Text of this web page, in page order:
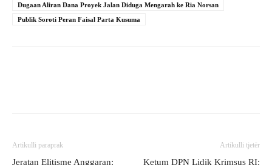
Dugaan Aliran Dana Proyek Jalan Diduga Mengarah ke Ria Norsan
Publik Soroti Peran Faisal Parta Kusuma
Artikulli paraprak
Jeratan Elitisme Anggaran:
Artikulli tjetër
Ketum DPN Lidik Krimsus RI: